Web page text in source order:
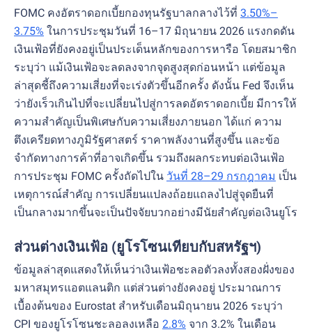
FOMC คงอัตราดอกเบี้ยกองทุนรัฐบาลกลางไว้ที่ 3.50%–
3.75% ในการประชุมวันที่ 16–17 มิถุนายน 2026 แรงกดดัน
เงินเฟ้อที่ยังคงอยู่เป็นประเด็นหลักของการหารือ โดยสมาชิก
ระบุว่า แม้เงินเฟ้อจะลดลงจากจุดสูงสุดก่อนหน้า แต่ข้อมูล
ล่าสุดชี้ถึงความเสี่ยงที่จะเร่งตัวขึ้นอีกครั้ง ดังนั้น Fed จึงเห็น
ว่ายังเร็วเกินไปที่จะเปลี่ยนไปสู่การลดอัตราดอกเบี้ย มีการให้
ความสำคัญเป็นพิเศษกับความเสี่ยงภายนอก ได้แก่ ความ
ตึงเครียดทางภูมิรัฐศาสตร์ ราคาพลังงานที่สูงขึ้น และข้อ
จำกัดทางการค้าที่อาจเกิดขึ้น รวมถึงผลกระทบต่อเงินเฟ้อ
การประชุม FOMC ครั้งถัดไปใน วันที่ 28–29 กรกฎาคม เป็น
เหตุการณ์สำคัญ การเปลี่ยนแปลงถ้อยแถลงไปสู่จุดยืนที่
เป็นกลางมากขึ้นจะเป็นปัจจัยบวกอย่างมีนัยสำคัญต่อเงินยูโร
ส่วนต่างเงินเฟ้อ (ยูโรโซนเทียบกับสหรัฐฯ)
ข้อมูลล่าสุดแสดงให้เห็นว่าเงินเฟ้อชะลอตัวลงทั้งสองฝั่งของ
มหาสมุทรแอตแลนติก แต่ส่วนต่างยังคงอยู่ ประมาณการ
เบื้องต้นของ Eurostat สำหรับเดือนมิถุนายน 2026 ระบุว่า
CPI ของยูโรโซนชะลอลงเหลือ 2.8% จาก 3.2% ในเดือน